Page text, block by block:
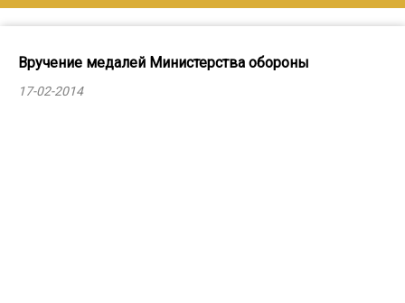
Вручение медалей Министерства обороны
17-02-2014